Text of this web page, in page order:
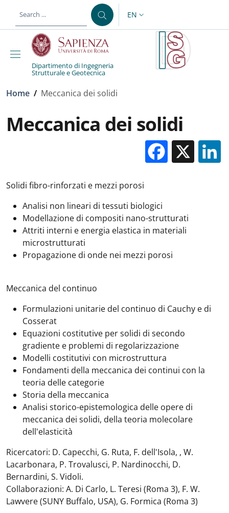
LANGUAGE SWITCHER:
EN
Dipartimento di Ingegneria
Strutturale e Geotecnica
Breadcrumb
Home / Meccanica dei solidi
Meccanica dei solidi
X
Solidi fibro-rinforzati e mezzi porosi
Analisi non lineari di tessuti biologici
Modellazione di compositi nano-strutturati
Attriti interni e energia elastica in materiali
microstrutturati
Propagazione di onde nei mezzi porosi
Meccanica del continuo
Formulazioni unitarie del continuo di Cauchy e di
Cosserat
Equazioni costitutive per solidi di secondo
gradiente e problemi di regolarizzazione
Modelli costitutivi con microstruttura
Fondamenti della meccanica dei continui con la
teoria delle categorie
Storia della meccanica
Analisi storico-epistemologica delle opere di
meccanica dei solidi, della teoria molecolare
dell'elasticità
Ricercatori: D. Capecchi, G. Ruta, F. dell'Isola, , W.
Lacarbonara, P. Trovalusci, P. Nardinocchi, D.
Bernardini, S. Vidoli.
Collaborazioni: A. Di Carlo, L. Teresi (Roma 3), F. W.
Lawvere (SUNY Buffalo, USA), G. Formica (Roma 3)